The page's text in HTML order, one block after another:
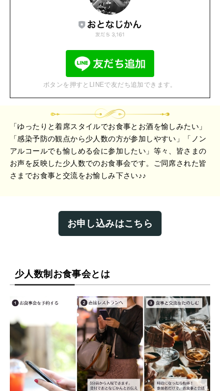
ボタンを押すとLINEで友だち追加できます。
「ゆったりと着席スタイルでお食事とお酒を愉しみたい」
「感染予防の観点から少人数の方が参加しやすい」「ノン
アルコールでも愉しめる会に参加したい」等々、皆さまの
お声を反映した少人数でのお食事会です。ご同席された皆
さまでお食事と交流をお愉しみ下さい♪♪
お申し込みはこちら
少人数制お食事会とは